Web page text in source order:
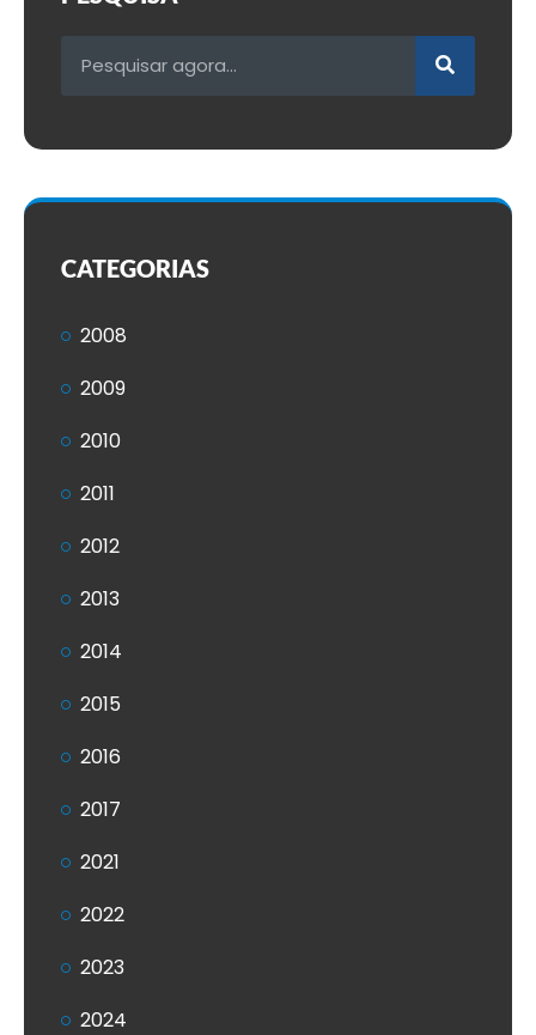
CATEGORIAS
2008
2009
2010
2011
2012
2013
2014
2015
2016
2017
2021
2022
2023
2024